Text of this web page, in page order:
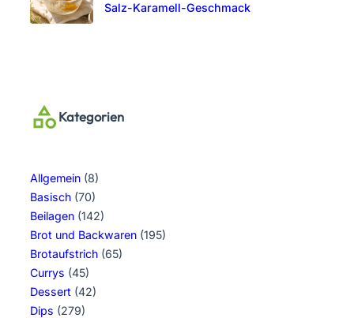
Salz-Karamell-Geschmack
Kategorien
Allgemein (8)
Basisch (70)
Beilagen (142)
Brot und Backwaren (195)
Brotaufstrich (65)
Currys (45)
Dessert (42)
Dips (279)